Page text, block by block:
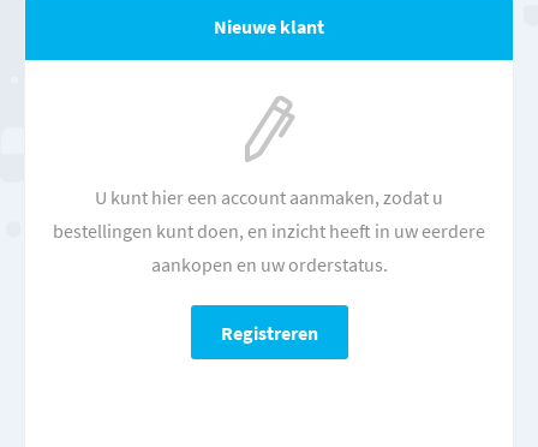
Nieuwe klant
U kunt hier een account aanmaken, zodat u
bestellingen kunt doen, en inzicht heeft in uw eerdere
aankopen en uw orderstatus.